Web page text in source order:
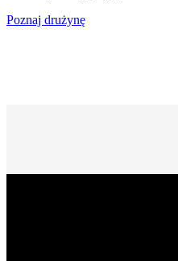
Poznaj drużynę